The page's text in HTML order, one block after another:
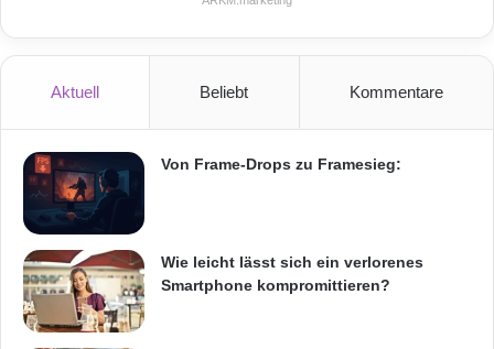
Aktuell Beliebt Kommentare
Von Frame-Drops zu Framesieg:
Wie leicht lässt sich ein verlorenes
Smartphone kompromittieren?